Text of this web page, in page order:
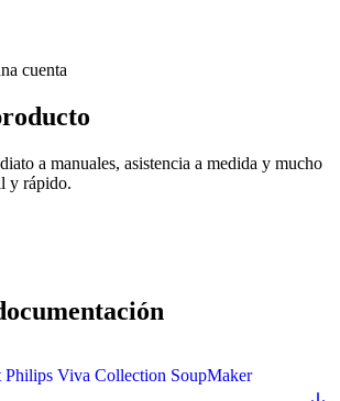
cuenta
a manuales, asistencia a medida y mucho
y rápido.
Viva Collection SoupMaker